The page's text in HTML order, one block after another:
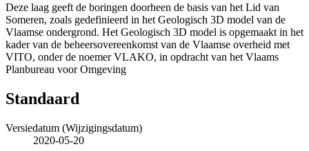
Deze laag geeft de boringen doorheen de basis van het Lid van
Someren, zoals gedefinieerd in het Geologisch 3D model van de
Vlaamse ondergrond. Het Geologisch 3D model is opgemaakt in het
kader van de beheersovereenkomst van de Vlaamse overheid met
VITO, onder de noemer VLAKO, in opdracht van het Vlaams
Planbureau voor Omgeving
Standaard
Versiedatum (Wijzigingsdatum)
2020-05-20